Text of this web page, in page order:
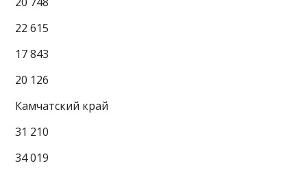
22 615
17 843
20 126
Камчатский край
31 210
34 019